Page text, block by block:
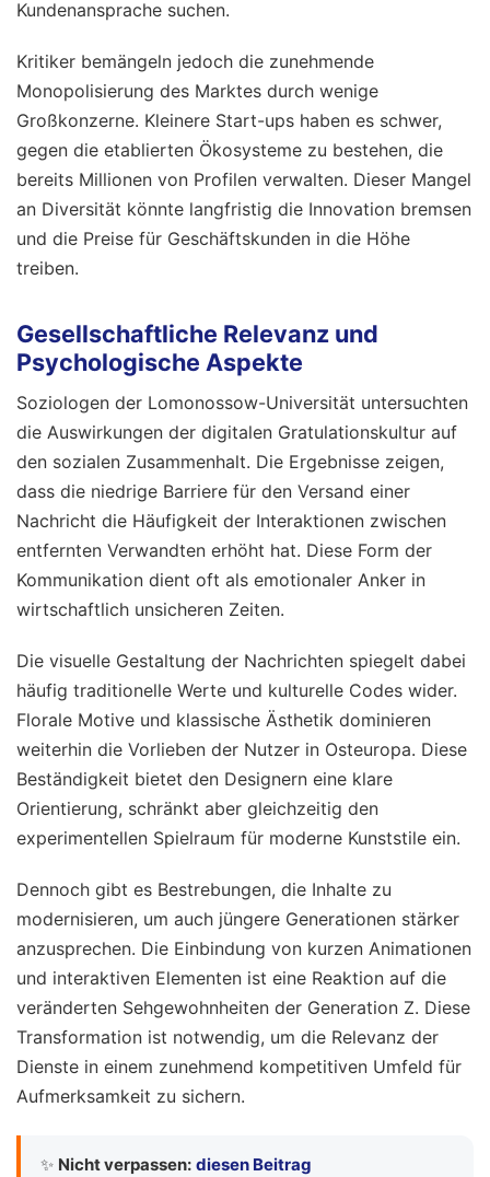
Kundenansprache suchen.
Kritiker bemängeln jedoch die zunehmende
Monopolisierung des Marktes durch wenige
Großkonzerne. Kleinere Start-ups haben es schwer,
gegen die etablierten Ökosysteme zu bestehen, die
bereits Millionen von Profilen verwalten. Dieser Mangel
an Diversität könnte langfristig die Innovation bremsen
und die Preise für Geschäftskunden in die Höhe
treiben.
Gesellschaftliche Relevanz und
Psychologische Aspekte
Soziologen der Lomonossow-Universität untersuchten
die Auswirkungen der digitalen Gratulationskultur auf
den sozialen Zusammenhalt. Die Ergebnisse zeigen,
dass die niedrige Barriere für den Versand einer
Nachricht die Häufigkeit der Interaktionen zwischen
entfernten Verwandten erhöht hat. Diese Form der
Kommunikation dient oft als emotionaler Anker in
wirtschaftlich unsicheren Zeiten.
Die visuelle Gestaltung der Nachrichten spiegelt dabei
häufig traditionelle Werte und kulturelle Codes wider.
Florale Motive und klassische Ästhetik dominieren
weiterhin die Vorlieben der Nutzer in Osteuropa. Diese
Beständigkeit bietet den Designern eine klare
Orientierung, schränkt aber gleichzeitig den
experimentellen Spielraum für moderne Kunststile ein.
Dennoch gibt es Bestrebungen, die Inhalte zu
modernisieren, um auch jüngere Generationen stärker
anzusprechen. Die Einbindung von kurzen Animationen
und interaktiven Elementen ist eine Reaktion auf die
veränderten Sehgewohnheiten der Generation Z. Diese
Transformation ist notwendig, um die Relevanz der
Dienste in einem zunehmend kompetitiven Umfeld für
Aufmerksamkeit zu sichern.
✨ Nicht verpassen: diesen Beitrag